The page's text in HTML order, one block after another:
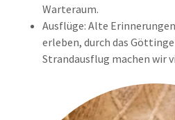
Warteraum.
Ausflüge: Alte
erleben, durch das
Strandausflug machen wir